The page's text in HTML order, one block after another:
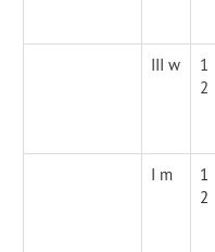
III w
1
2
I m
1
2